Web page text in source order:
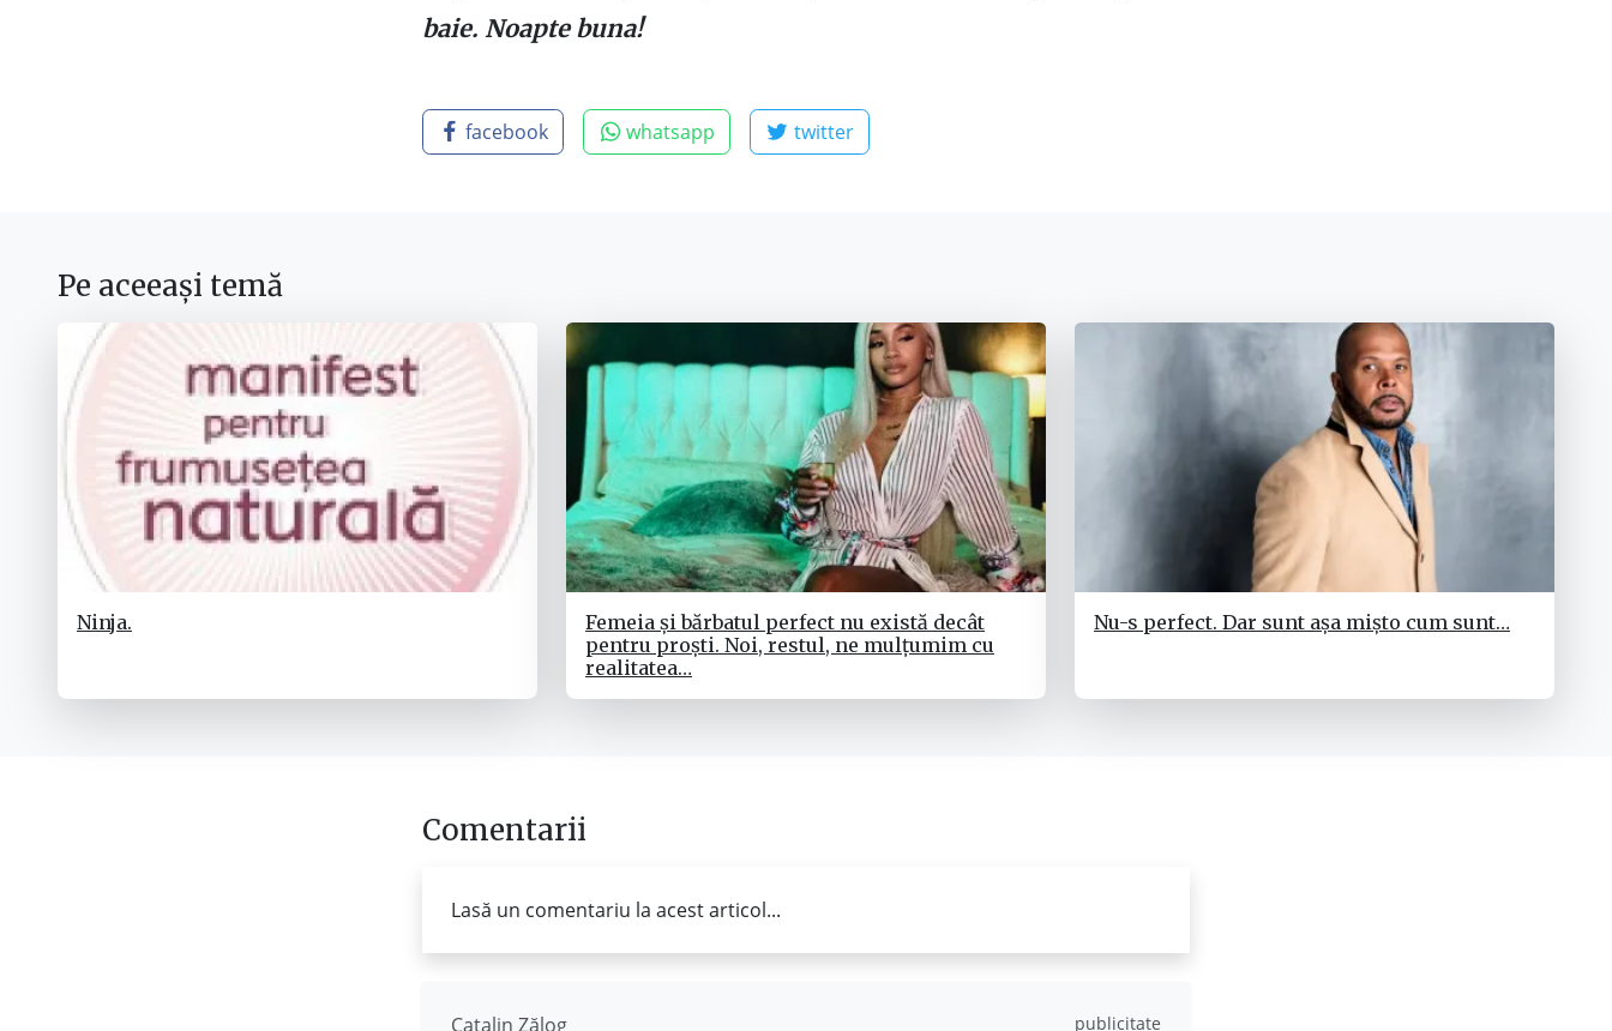
baie. Noapte buna!
facebook whatsapp twitter
Pe aceeași temă
Ninja.
Femeia și bărbatul perfect nu există decât
pentru proști. Noi, restul, ne mulțumim cu
realitatea…
Nu-s perfect. Dar sunt așa mișto cum sunt…
Comentarii
Lasă un comentariu la acest articol...
Catalin Zălog publicitate